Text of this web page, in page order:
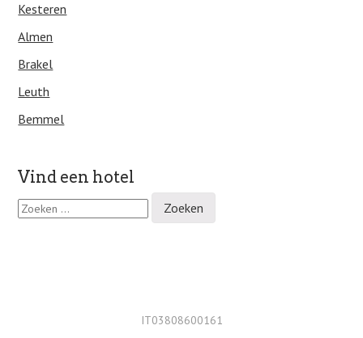
Kesteren
Almen
Brakel
Leuth
Bemmel
Vind een hotel
Z
o
IT03808600161